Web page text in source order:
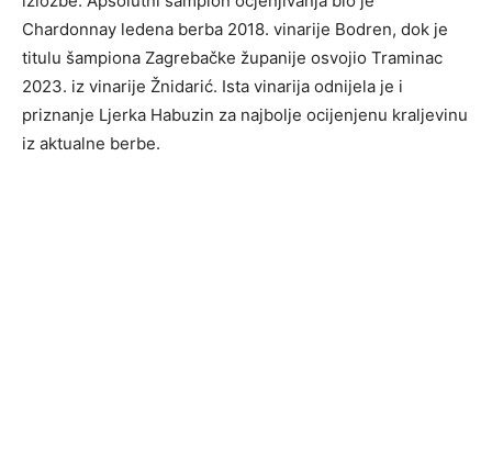
Chardonnay ledena berba 2018. vinarije Bodren, dok je
titulu šampiona Zagrebačke županije osvojio Traminac
2023. iz vinarije Žnidarić. Ista vinarija odnijela je i
priznanje Ljerka Habuzin za najbolje ocijenjenu kraljevinu
iz aktualne berbe.